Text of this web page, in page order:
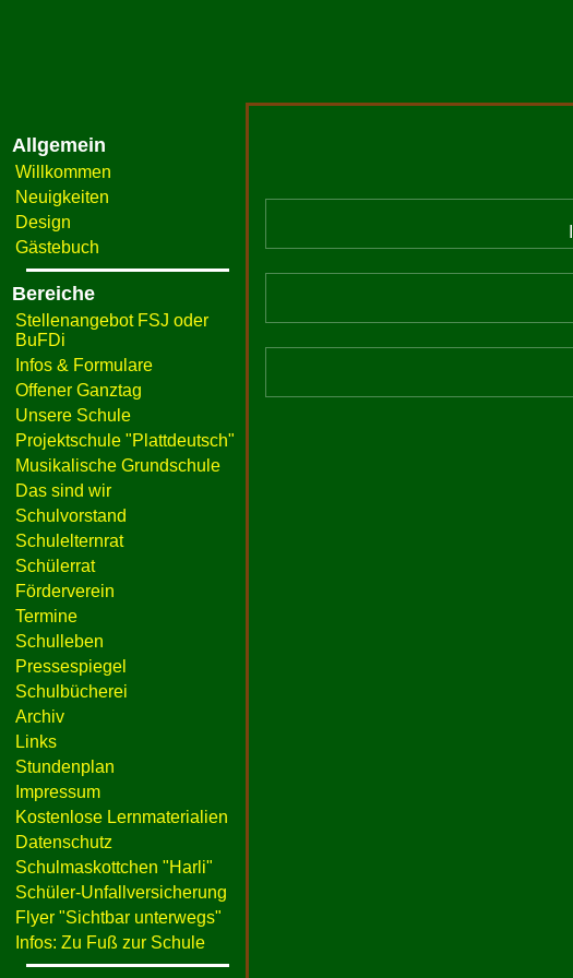
Allgemein
Willkommen
Neuigkeiten
Design
Gästebuch
Bereiche
Stellenangebot FSJ oder
BuFDi
Infos & Formulare
Offener Ganztag
Unsere Schule
Projektschule "Plattdeutsch"
Musikalische Grundschule
Das sind wir
Schulvorstand
Schulelternrat
Schülerrat
Förderverein
Termine
Schulleben
Pressespiegel
Schulbücherei
Archiv
Links
Stundenplan
Impressum
Kostenlose Lernmaterialien
Datenschutz
Schulmaskottchen "Harli"
Schüler-Unfallversicherung
Flyer "Sichtbar unterwegs"
Infos: Zu Fuß zur Schule